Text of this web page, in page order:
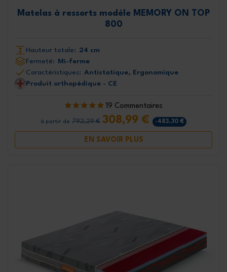
Matelas à ressorts modèle MEMORY ON TOP
800
Hauteur totale: 24 cm
Fermeté: Mi-ferme
Caractéristiques: Antistatique, Ergonomique
Produit orthopédique - CE
19 Commentaires
à partir de 792,29 € 308,99 € -483,30 €
EN SAVOIR PLUS